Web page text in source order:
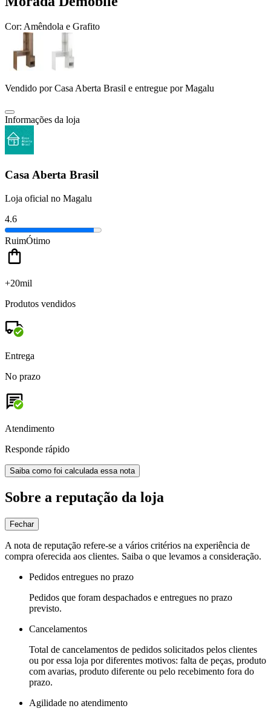
Cor: Amêndola e Grafito
Vendido porCasa Aberta Brasil e entregue por Magalu
Informações da loja
Casa Aberta Brasil
Loja oficial no Magalu
4.6
RuimÓtimo
+20mil
Produtos vendidos
Entrega
No prazo
Atendimento
Responde rápido
Saiba como foi calculada essa nota
Sobre a reputação da loja
Fechar
A nota de reputação refere-se a vários critérios na experiência de
compra oferecida aos clientes. Saiba o que levamos a consideração.
Pedidos entregues no prazo
Pedidos que foram despachados e entregues no prazo
previsto.
Cancelamentos
Total de cancelamentos de pedidos solicitados pelos clientes
ou por essa loja por diferentes motivos: falta de peças, produto
com avarias, produto diferente ou pelo recebimento fora do
prazo.
Agilidade no atendimento